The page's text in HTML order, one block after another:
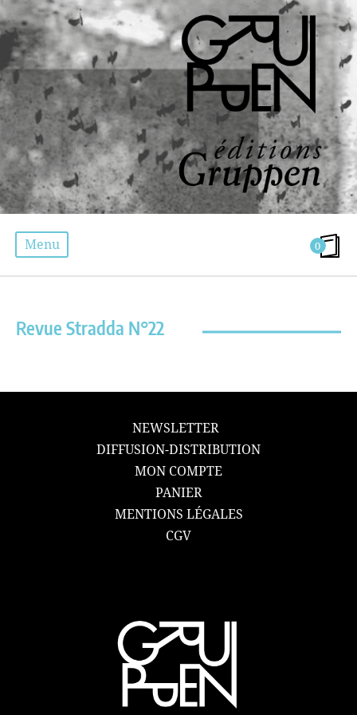
Menu 0
Revue Stradda N°22
NEWSLETTER
DIFFUSION-DISTRIBUTION
MON COMPTE
PANIER
MENTIONS LÉGALES
CGV